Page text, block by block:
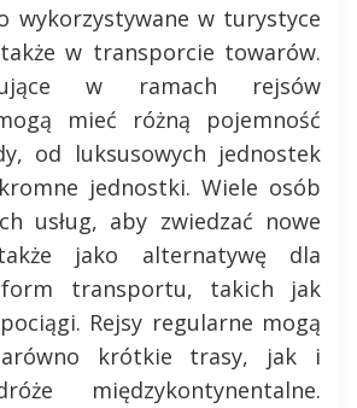
wykorzystywane w turystyce
w transporcie towarów.
w ramach rejsów
mieć różną pojemność
od luksusowych jednostek
jednostki. Wiele osób
usług, aby zwiedzać nowe
jako alternatywę dla
form transportu, takich jak
Rejsy regularne mogą
krótkie trasy, jak i
międzykontynentalne.